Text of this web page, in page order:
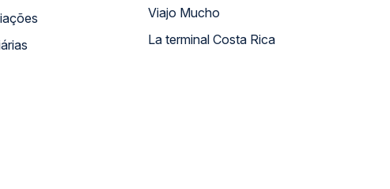
Viações
Viajo Mucho
La terminal Costa Rica